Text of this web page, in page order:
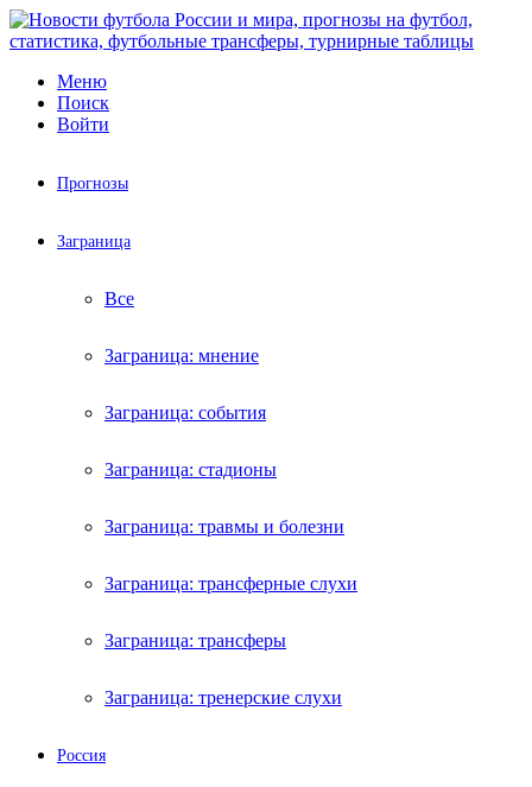
Меню
Поиск
Войти
Прогнозы
Заграница
Все
Заграница: мнение
Заграница: события
Заграница: стадионы
Заграница: травмы и болезни
Заграница: трансферные слухи
Заграница: трансферы
Заграница: тренерские слухи
Россия